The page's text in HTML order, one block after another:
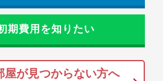
期費用を知りたい
屋が見つからない方へ